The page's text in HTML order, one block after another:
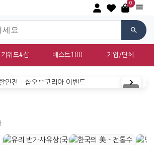
0
키워드#샵 베스트100 기업/단체
문화상품 쇼핑몰 샵오브